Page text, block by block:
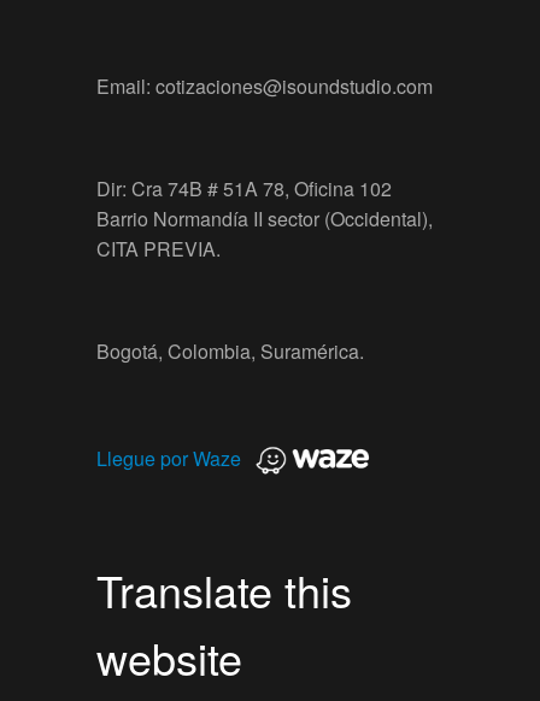
Email: cotizaciones@isoundstudio.com
Dir: Cra 74B # 51A 78, Oficina 102
Barrio Normandía II sector (Occidental),
CITA PREVIA.
Bogotá, Colombia, Suramérica.
Llegue por Waze
Translate this
website